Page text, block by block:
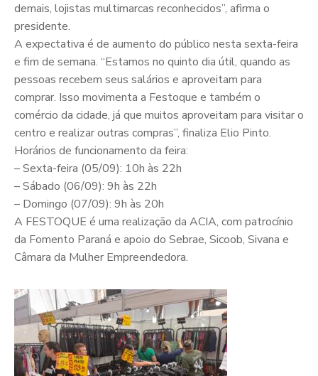
demais, lojistas multimarcas reconhecidos”, afirma o
presidente.
A expectativa é de aumento do público nesta sexta-feira
e fim de semana. “Estamos no quinto dia útil, quando as
pessoas recebem seus salários e aproveitam para
comprar. Isso movimenta a Festoque e também o
comércio da cidade, já que muitos aproveitam para visitar o
centro e realizar outras compras”, finaliza Elio Pinto.
Horários de funcionamento da feira:
– Sexta-feira (05/09): 10h às 22h
– Sábado (06/09): 9h às 22h
– Domingo (07/09): 9h às 20h
A FESTOQUE é uma realização da ACIA, com patrocínio
da Fomento Paraná e apoio do Sebrae, Sicoob, Sivana e
Câmara da Mulher Empreendedora.